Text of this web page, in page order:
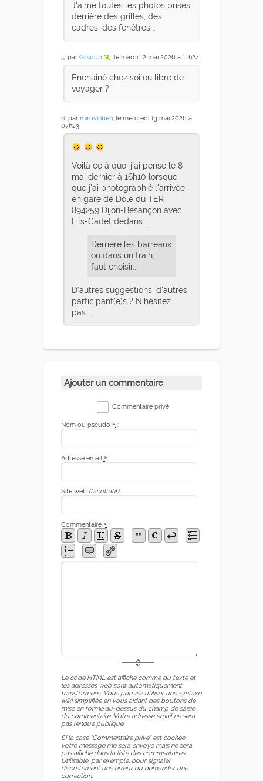
J'aime toutes les photos prises
derrière des grilles, des
cadres, des fenêtres...
5. par Gilsoub , le mardi 12 mai 2026 à 11h24
Enchainé chez soi ou libre de
voyager ?
6. par mirovinben, le mercredi 13 mai 2026 à
07h23
Voilà ce à quoi j'ai pensé le 8
mai dernier à 16h10 lorsque
que j'ai photographié l'arrivée
en gare de Dole du TER
894259 Dijon-Besançon avec
Fils-Cadet dedans...
Derrière les barreaux
ou dans un train,
faut choisir...
D’autres suggestions, d'autres
participant(e)s ? N'hésitez
pas...
Ajouter un commentaire
Commentaire privé
Nom ou pseudo * :
Adresse email * :
Site web (facultatif):
Commentaire * :
Le code HTML est affiché comme du texte et
les adresses web sont automatiquement
transformées. Vous pouvez utiliser une syntaxe
wiki simplifiée en vous aidant des boutons de
mise en forme au-dessus du champ de saisie
du commentaire. Votre adresse email ne sera
pas rendue publique.
Si la case "Commentaire privé" est cochée,
votre message me sera envoyé mais ne sera
pas affiché dans la liste des commentaires.
Utilisable, par exemple, pour signaler
discrètement une erreur ou demander une
correction.